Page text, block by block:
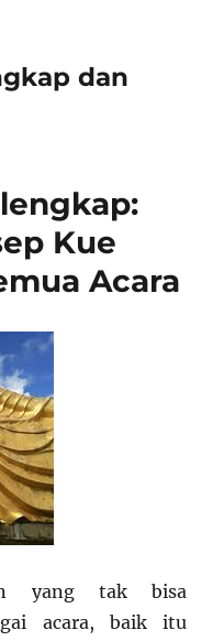
dan
Kue
Acara
yang tak bisa
acara, baik itu